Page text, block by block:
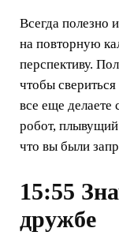
Всегда полезно
на повторную
перспективу.
чтобы
все еще делаете
робот,
что вы были
15:55
дружбе